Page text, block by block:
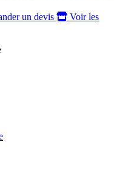
un devis
Voir les